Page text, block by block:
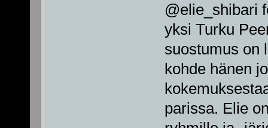
@elie_shibari
yksi Turku
suostumus on
kohde hänen
parissa. Elie